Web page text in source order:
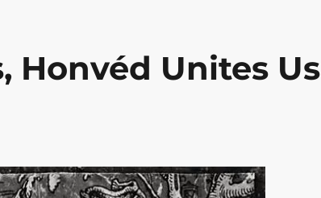
Honvéd Unites Us